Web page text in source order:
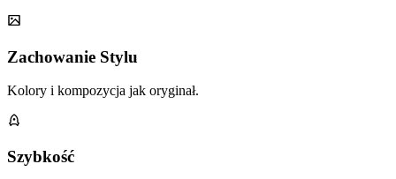
Zachowanie Stylu
Kolory i kompozycja jak oryginał.
Szybkość